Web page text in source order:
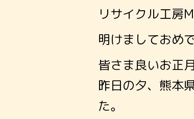
明けましておめ
皆さま良いお正
昨日の夕、熊本
た。